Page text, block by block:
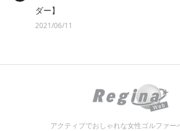
ダー】
2021/06/11
アクティブでおしゃれな女性ゴルファー